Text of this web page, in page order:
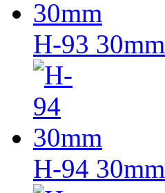
H-93 30mm
H-94 30mm